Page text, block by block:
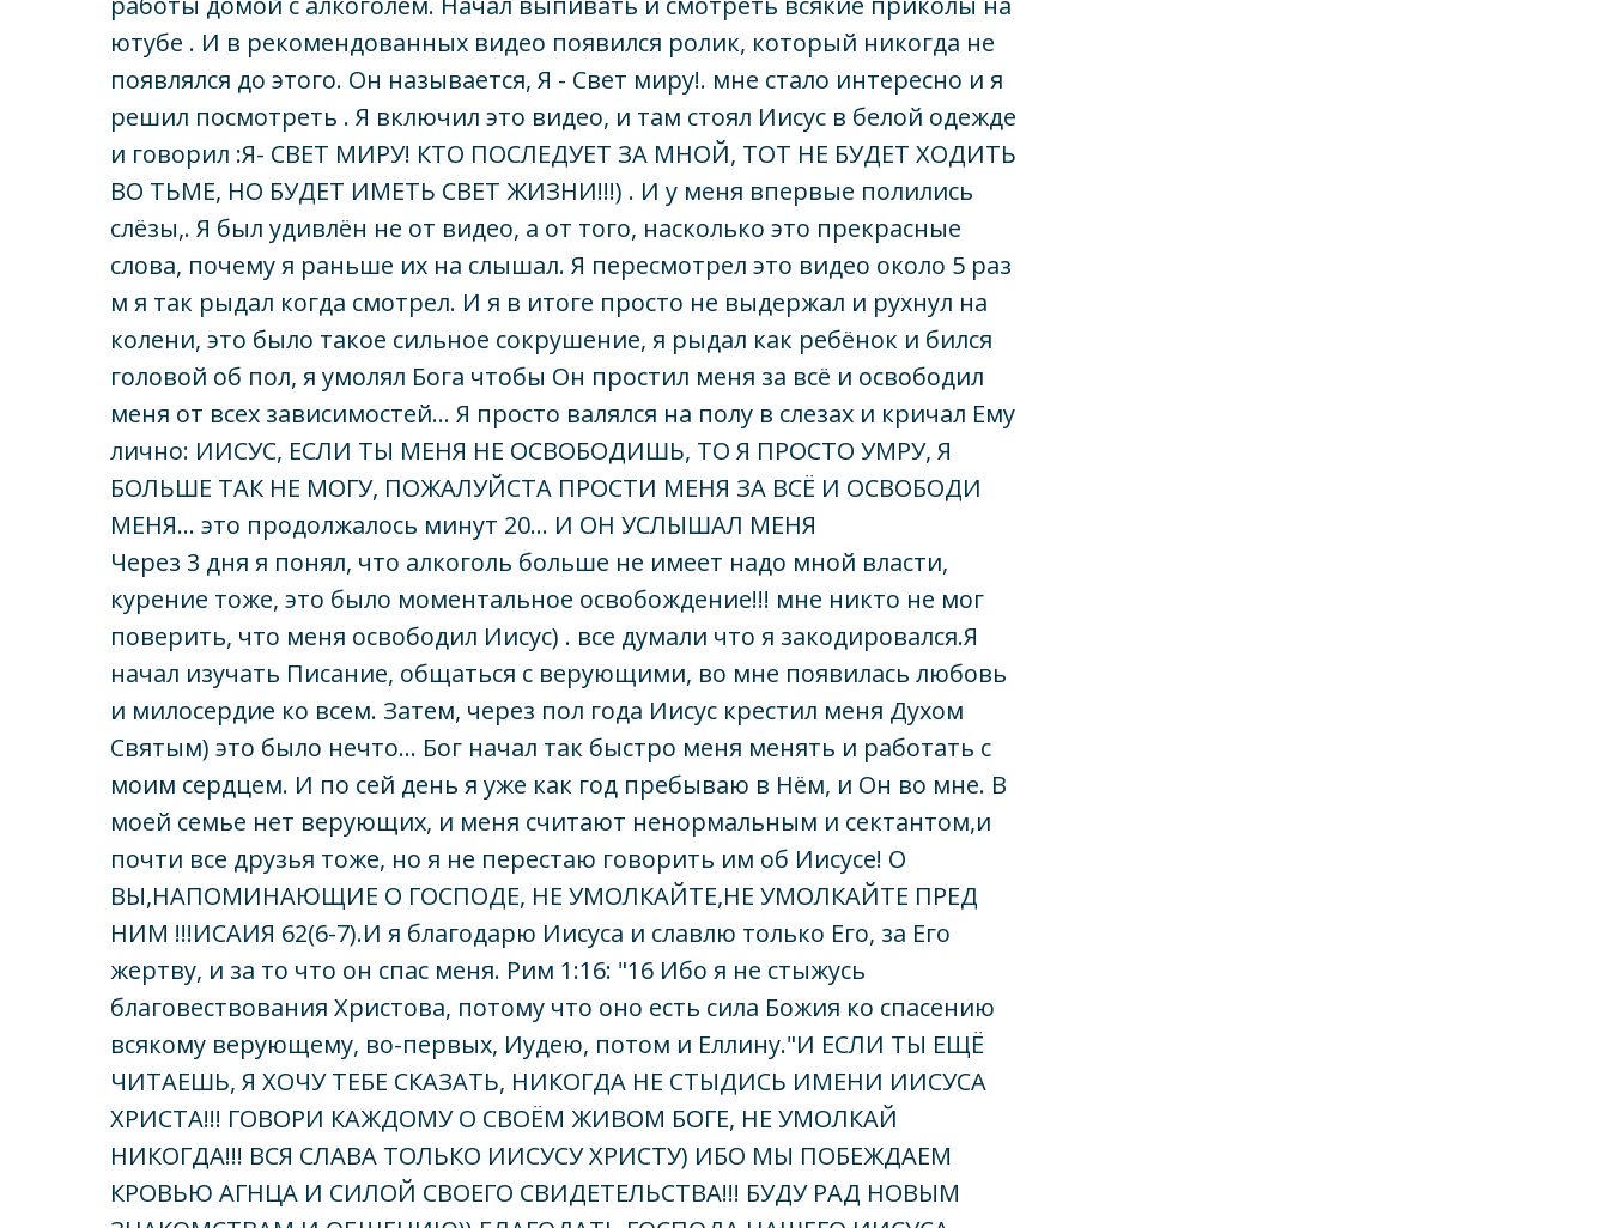
ютубе . И в рекомендованных видео появился ролик, который никогда не
появлялся до этого. Он называется, Я - Свет миру!. мне стало интересно и я
решил посмотреть . Я включил это видео, и там стоял Иисус в белой одежде
и говорил :Я- СВЕТ МИРУ! КТО ПОСЛЕДУЕТ ЗА МНОЙ, ТОТ НЕ БУДЕТ ХОДИТЬ
ВО ТЬМЕ, НО БУДЕТ ИМЕТЬ СВЕТ ЖИЗНИ!!!) . И у меня впервые полились
слёзы,. Я был удивлён не от видео, а от того, насколько это прекрасные
слова, почему я раньше их на слышал. Я пересмотрел это видео около 5 раз
м я так рыдал когда смотрел. И я в итоге просто не выдержал и рухнул на
колени, это было такое сильное сокрушение, я рыдал как ребёнок и бился
головой об пол, я умолял Бога чтобы Он простил меня за всё и освободил
меня от всех зависимостей... Я просто валялся на полу в слезах и кричал Ему
лично: ИИСУС, ЕСЛИ ТЫ МЕНЯ НЕ ОСВОБОДИШЬ, ТО Я ПРОСТО УМРУ, Я
БОЛЬШЕ ТАК НЕ МОГУ, ПОЖАЛУЙСТА ПРОСТИ МЕНЯ ЗА ВСЁ И ОСВОБОДИ
МЕНЯ... это продолжалось минут 20... И ОН УСЛЫШАЛ МЕНЯ
Через 3 дня я понял, что алкоголь больше не имеет надо мной власти,
курение тоже, это было моментальное освобождение!!! мне никто не мог
поверить, что меня освободил Иисус) . все думали что я закодировался.Я
начал изучать Писание, общаться с верующими, во мне появилась любовь
и милосердие ко всем. Затем, через пол года Иисус крестил меня Духом
Святым) это было нечто... Бог начал так быстро меня менять и работать с
моим сердцем. И по сей день я уже как год пребываю в Нём, и Он во мне. В
моей семье нет верующих, и меня считают ненормальным и сектантом,и
почти все друзья тоже, но я не перестаю говорить им об Иисусе! О
ВЫ,НАПОМИНАЮЩИЕ О ГОСПОДЕ, НЕ УМОЛКАЙТЕ,НЕ УМОЛКАЙТЕ ПРЕД
НИМ !!!ИСАИЯ 62(6-7).И я благодарю Иисуса и славлю только Его, за Его
жертву, и за то что он спас меня. Рим 1:16: "16 Ибо я не стыжусь
благовествования Христова, потому что оно есть сила Божия ко спасению
всякому верующему, во-первых, Иудею, потом и Еллину."И ЕСЛИ ТЫ ЕЩЁ
ЧИТАЕШЬ, Я ХОЧУ ТЕБЕ СКАЗАТЬ, НИКОГДА НЕ СТЫДИСЬ ИМЕНИ ИИСУСА
ХРИСТА!!! ГОВОРИ КАЖДОМУ О СВОЁМ ЖИВОМ БОГЕ, НЕ УМОЛКАЙ
НИКОГДА!!! ВСЯ СЛАВА ТОЛЬКО ИИСУСУ ХРИСТУ) ИБО МЫ ПОБЕЖДАЕМ
КРОВЬЮ АГНЦА И СИЛОЙ СВОЕГО СВИДЕТЕЛЬСТВА!!! БУДУ РАД НОВЫМ